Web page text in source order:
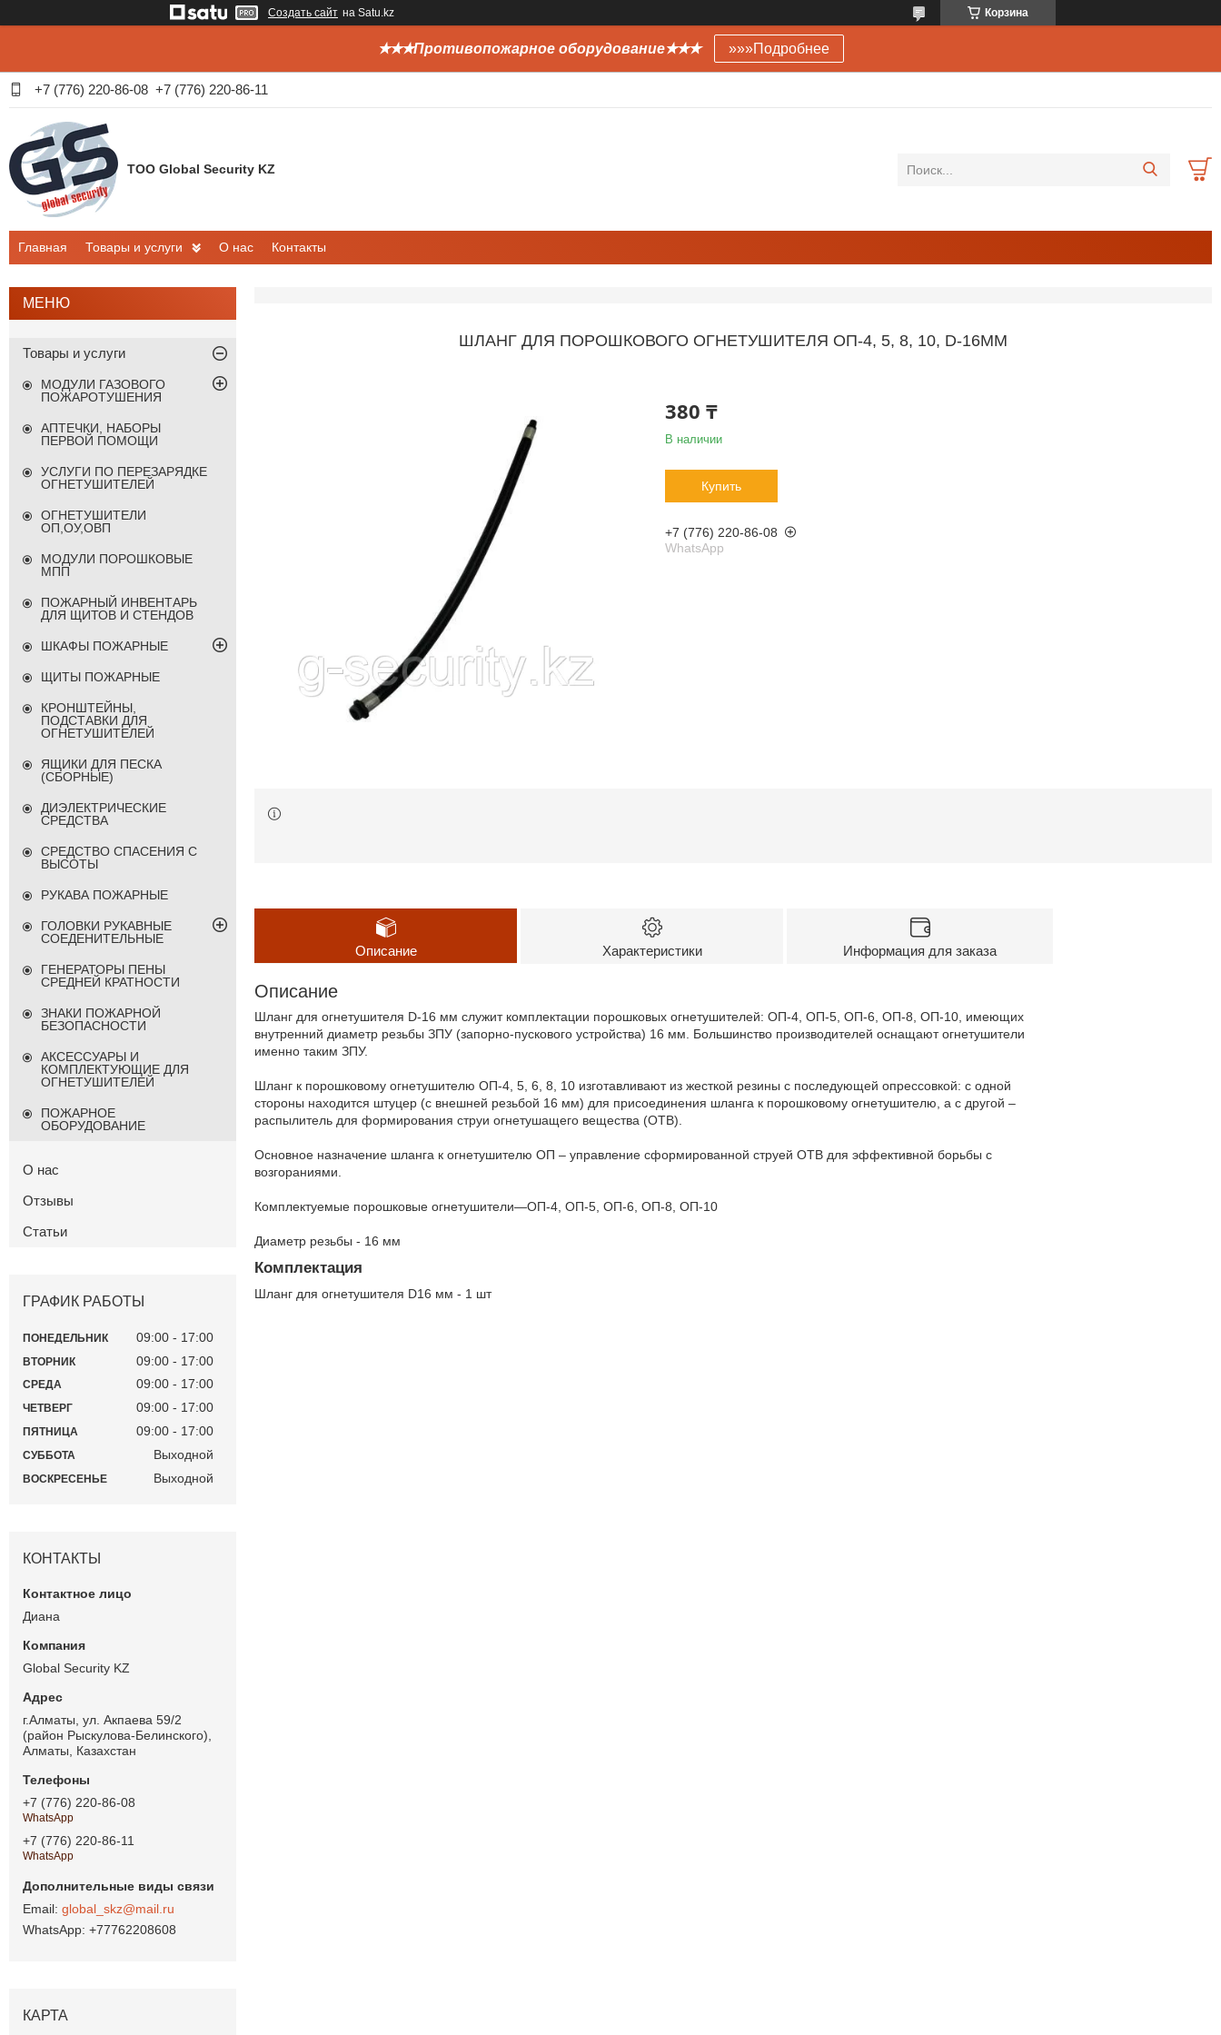
Создать сайт на Satu.kz Корзина
✭✭✭Противопожарное оборудование✭✭✭ »»»Подробнее
+7 (776) 220-86-08 +7 (776) 220-86-11
ТОО Global Security KZ
Главная Товары и услуги О нас Контакты
ШЛАНГ ДЛЯ ПОРОШКОВОГО ОГНЕТУШИТЕЛЯ ОП-4, 5, 8, 10, D-16ММ
380 ₸
В наличии
Купить
+7 (776) 220-86-08
WhatsApp
Описание Характеристики Информация для заказа
Описание
Шланг для огнетушителя D-16 мм служит комплектации порошковых огнетушителей: ОП-4, ОП-5, ОП-6, ОП-8, ОП-10, имеющих
внутренний диаметр резьбы ЗПУ (запорно-пускового устройства) 16 мм. Большинство производителей оснащают огнетушители
именно таким ЗПУ.
Шланг к порошковому огнетушителю ОП-4, 5, 6, 8, 10 изготавливают из жесткой резины с последующей опрессовкой: с одной
стороны находится штуцер (с внешней резьбой 16 мм) для присоединения шланга к порошковому огнетушителю, а с другой –
распылитель для формирования струи огнетушащего вещества (ОТВ).
Основное назначение шланга к огнетушителю ОП – управление сформированной струей ОТВ для эффективной борьбы с
возгораниями.
Комплектуемые порошковые огнетушители—ОП-4, ОП-5, ОП-6, ОП-8, ОП-10
Диаметр резьбы - 16 мм
Комплектация
Шланг для огнетушителя D16 мм - 1 шт
Товары и услуги
МОДУЛИ ГАЗОВОГО
ПОЖАРОТУШЕНИЯ
АПТЕЧКИ, НАБОРЫ
ПЕРВОЙ ПОМОЩИ
УСЛУГИ ПО ПЕРЕЗАРЯДКЕ
ОГНЕТУШИТЕЛЕЙ
ОГНЕТУШИТЕЛИ
ОП,ОУ,ОВП
МОДУЛИ ПОРОШКОВЫЕ
МПП
ПОЖАРНЫЙ ИНВЕНТАРЬ
ДЛЯ ЩИТОВ И СТЕНДОВ
ШКАФЫ ПОЖАРНЫЕ
ЩИТЫ ПОЖАРНЫЕ
КРОНШТЕЙНЫ,
ПОДСТАВКИ ДЛЯ
ОГНЕТУШИТЕЛЕЙ
ЯЩИКИ ДЛЯ ПЕСКА
(СБОРНЫЕ)
ДИЭЛЕКТРИЧЕСКИЕ
СРЕДСТВА
СРЕДСТВО СПАСЕНИЯ С
ВЫСОТЫ
РУКАВА ПОЖАРНЫЕ
ГОЛОВКИ РУКАВНЫЕ
СОЕДЕНИТЕЛЬНЫЕ
ГЕНЕРАТОРЫ ПЕНЫ
СРЕДНЕЙ КРАТНОСТИ
ЗНАКИ ПОЖАРНОЙ
БЕЗОПАСНОСТИ
АКСЕССУАРЫ И
КОМПЛЕКТУЮЩИЕ ДЛЯ
ОГНЕТУШИТЕЛЕЙ
ПОЖАРНОЕ
ОБОРУДОВАНИЕ
О нас
Отзывы
Статьи
ГРАФИК РАБОТЫ
ПОНЕДЕЛЬНИК 09:00 17:00
ВТОРНИК 09:00 17:00
СРЕДА 09:00 17:00
ЧЕТВЕРГ 09:00 17:00
ПЯТНИЦА 09:00 17:00
СУББОТА Выходной
ВОСКРЕСЕНЬЕ Выходной
КОНТАКТЫ
Диана
Global Security KZ
г.Алматы, ул. Акпаева 59/2
(район Рыскулова-Белинского),
Алматы, Казахстан
+7 (776) 220-86-08
WhatsApp
+7 (776) 220-86-11
WhatsApp
global_skz@mail.ru
+77762208608
КАРТА